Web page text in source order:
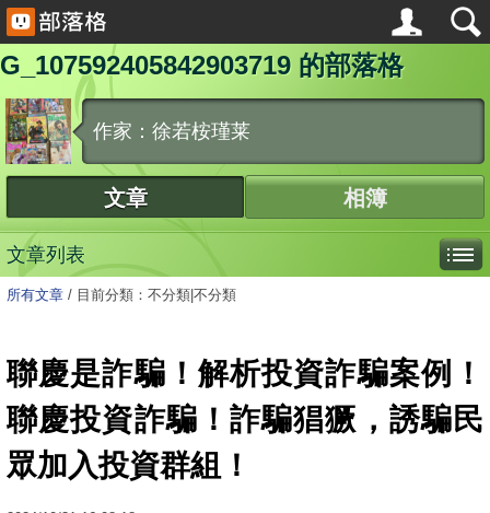
G_107592405842903719 的部落格
作家：徐若桉瑾莱
文章 相簿
文章列表
所有文章 / 目前分類：不分類|不分類
聯慶是詐騙！解析投資詐騙案例！
聯慶投資詐騙！詐騙猖獗，誘騙民
眾加入投資群組！